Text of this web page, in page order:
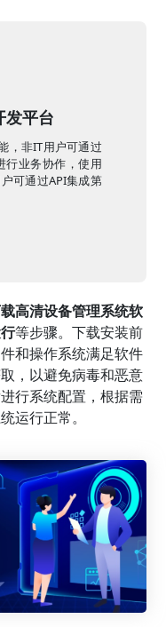
发平台
，非IT用户可通过
行业务协作，使用
可通过API集成第
高清设备管理系统软
等步骤。下载安装前
和操作系统满足软件
，以避免病毒和恶意
行系统配置，根据需
运行正常。